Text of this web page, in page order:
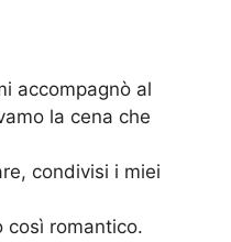
accompagnò al
la cena che
condivisi i miei
così romantico.